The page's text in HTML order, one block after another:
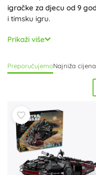
igračke za djecu od 9
i timsku igru.
Svaka igračka je
samo zabavu već i
Prikaži više
PreporučujemoNajniža cijena